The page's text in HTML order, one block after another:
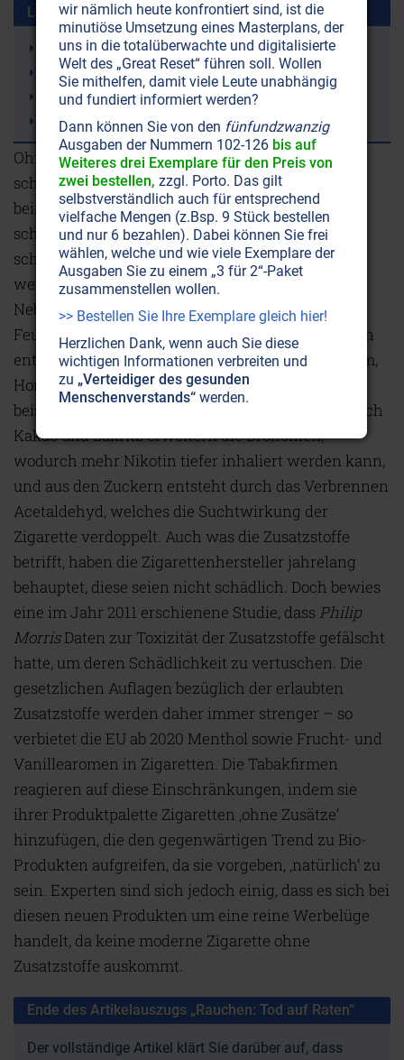
Lesen Sie auch diese Artikel:
E-Zigaretten: Neue List, alte Lügen
Rauchen ist tödlich. Aufhören manchmal auch!
Ende Feuer für das Nikotin!
Haschisch – Das Ende der Legende der Harmlosigkeit
Ohne Zusatzstoffe würden Zigaretten nicht
schmecken, denn der giftige Tabak hat einen
beißenden Geruch und würde in der Lunge
schmerzen, die Zigaretten würden krümeln und
schlecht abbrennen. Erst durch die Zusatzstoffe
werden die Tabakprodukte überhaupt genießbar.
Nebst Klebstoffen, Konservierungs- und
Feuchthaltemitteln, Ölen, Wachsen und Paraffinen
enthalten Zigaretten Aromastoffe wie Vanille, Rum,
Honig, Kakao oder Lakritz und Zuckerarten wie
beispielsweise Sorbit. Das klingt zwar harmlos, doch
Kakao und Lakritz erweitern die Bronchien,
wodurch mehr Nikotin tiefer inhaliert werden kann,
und aus den Zuckern entsteht durch das Verbrennen
Acetaldehyd, welches die Suchtwirkung der
Zigarette verdoppelt. Auch was die Zusatzstoffe
betrifft, haben die Zigarettenhersteller jahrelang
behauptet, diese seien nicht schädlich. Doch bewies
eine im Jahr 2011 erschienene Studie, dass Philip
MorrisDaten zur Toxizität der Zusatzstoffe gefälscht
hatte, um deren Schädlichkeit zu vertuschen. Die
gesetzlichen Auflagen bezüglich der erlaubten
Zusatzstoffe werden daher immer strenger – so
verbietet die EU ab 2020 Menthol sowie Frucht- und
Vanillearomen in Zigaretten. Die Tabakfirmen
reagieren auf diese Einschränkungen, indem sie
ihrer Produktpalette Zigaretten ‚ohne Zusätze‘
hinzufügen, die den gegenwärtigen Trend zu Bio-
Produkten aufgreifen, da sie vorgeben, ‚natürlich‘ zu
sein. Experten sind sich jedoch einig, dass es sich bei
diesen neuen Produkten um eine reine Werbelüge
handelt, da keine moderne Zigarette ohne
Zusatzstoffe auskommt.
Ende des Artikelauszugs „Rauchen: Tod auf Raten“
Der vollständige Artikel klärt Sie darüber auf, dass
wir nämlich heute konfrontiert sind, ist die
minutiöse Umsetzung eines Masterplans, der
uns in die totalüberwachte und digitalisierte
Welt des „Great Reset“ führen soll. Wollen
Sie mithelfen, damit viele Leute unabhängig
und fundiert informiert werden?
Dann können Sie von den fünfundzwanzig
Ausgaben der Nummern 102-126 bis auf
Weiteres drei Exemplare für den Preis von
zwei bestellen, zzgl. Porto. Das gilt
selbstverständlich auch für entsprechend
vielfache Mengen (z.Bsp. 9 Stück bestellen
und nur 6 bezahlen). Dabei können Sie frei
wählen, welche und wie viele Exemplare der
Ausgaben Sie zu einem „3 für 2“-Paket
zusammenstellen wollen.
>> Bestellen Sie Ihre Exemplare gleich hier!
Herzlichen Dank, wenn auch Sie diese
wichtigen Informationen verbreiten und
zu „Verteidiger des gesunden
Menschenverstands“ werden.